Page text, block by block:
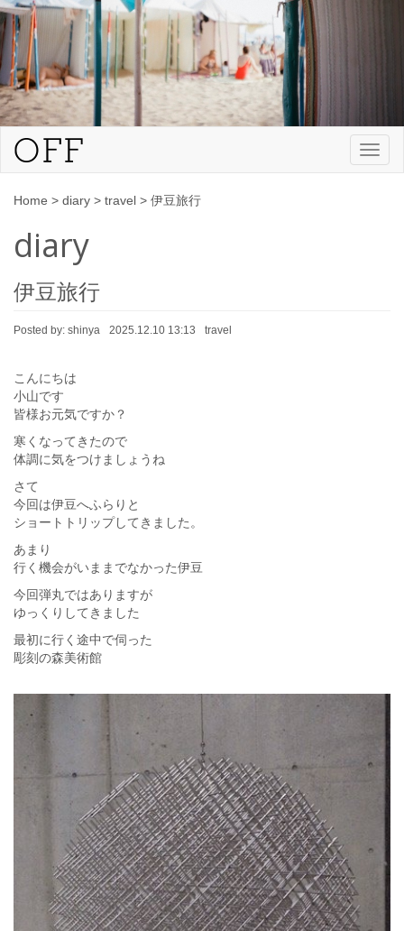
Home > diary > travel > 伊豆旅行
diary
伊豆旅行
Posted by: shinya 2025.12.10 13:13 travel
こんにちは
小山です
皆様お元気ですか？
寒くなってきたので
体調に気をつけましょうね
さて
今回は伊豆へふらりと
ショートトリップしてきました。
あまり
行く機会がいままでなかった伊豆
今回弾丸ではありますが
ゆっくりしてきました
最初に行く途中で伺った
彫刻の森美術館